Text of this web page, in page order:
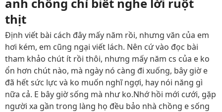
thịt
Định viết bài cách đây mấy năm rồi, nhưng văn của em
hơi kém, em cũng ngại viết lách. Nên cứ vào đọc bài
tham khảo chút ít rồi thôi, nhưng mấy năm cs của e ko
ổn hơn chút nào, mà ngày nó càng đi xuống, bây giờ e
đã hết sức lực và ko muốn nghĩ ngợi, hay nói năng gì
nữa cả. E bây giờ sống mà như ko.Nhớ hồi mới cưới, gặp
người xa gần trong làng họ đều bảo nhà chồng e sống